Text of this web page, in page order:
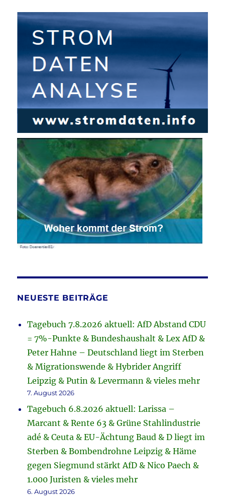
NEUESTE BEITRÄGE
Tagebuch 7.8.2026 aktuell: AfD Abstand CDU
= 7%-Punkte & Bundeshaushalt & Lex AfD &
Peter Hahne – Deutschland liegt im Sterben
& Migrationswende & Hybrider Angriff
Leipzig & Putin & Levermann & vieles mehr
7. August 2026
Tagebuch 6.8.2026 aktuell: Larissa –
Marcant & Rente 63 & Grüne Stahlindustrie
adé & Ceuta & EU-Ächtung Baud & D liegt im
Sterben & Bombendrohne Leipzig & Häme
gegen Siegmund stärkt AfD & Nico Paech &
1.000 Juristen & vieles mehr
6. August 2026